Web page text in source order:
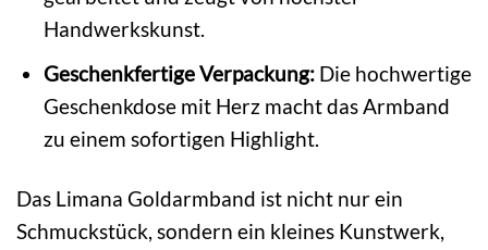
Handwerkskunst.
Geschenkfertige Verpackung:Die hochwertige
Geschenkdose mit Herz macht das Armband
zu einem sofortigen Highlight.
Das Limana Goldarmband ist nicht nur ein
Schmuckstück, sondern ein kleines Kunstwerk,